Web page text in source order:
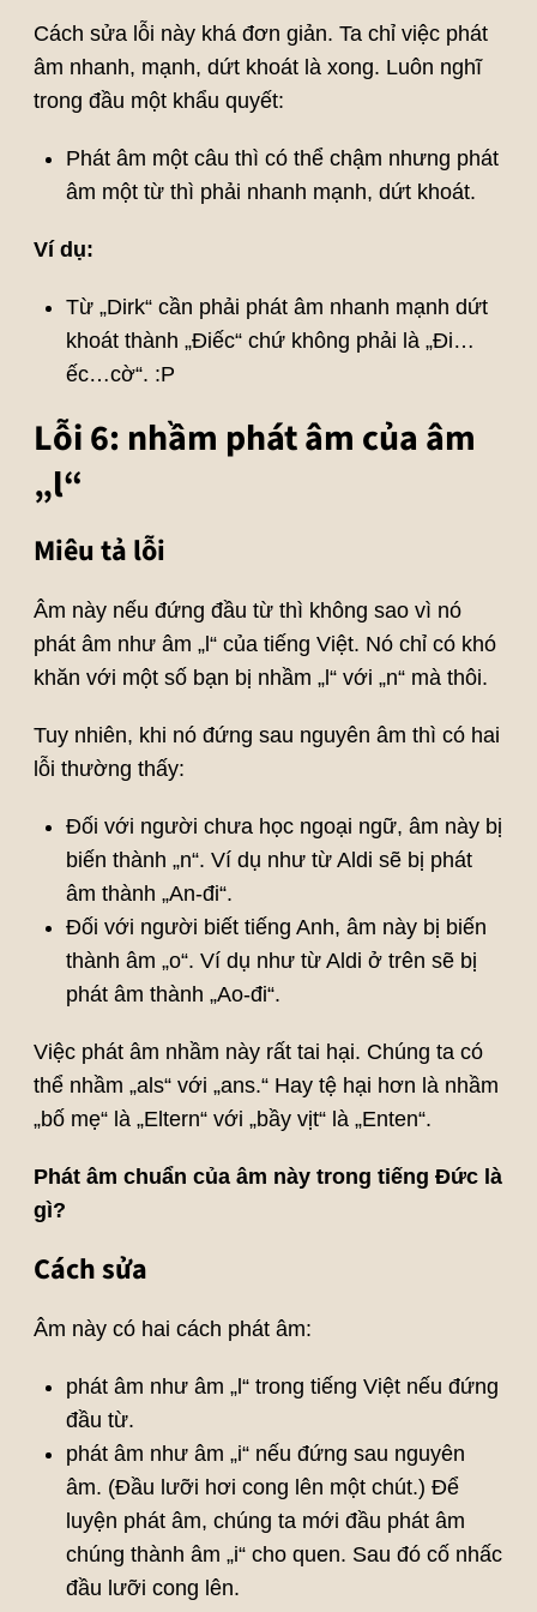
Cách sửa lỗi này khá đơn giản. Ta chỉ việc phát
âm nhanh, mạnh, dứt khoát là xong. Luôn nghĩ
trong đầu một khẩu quyết:
Phát âm một câu thì có thể chậm nhưng phát
âm một từ thì phải nhanh mạnh, dứt khoát.
Ví dụ:
Từ „Dirk“ cần phải phát âm nhanh mạnh dứt
khoát thành „Điếc“ chứ không phải là „Đi…
ếc…cờ“. :P
Lỗi 6: nhầm phát âm của âm
„l“
Miêu tả lỗi
Âm này nếu đứng đầu từ thì không sao vì nó
phát âm như âm „l“ của tiếng Việt. Nó chỉ có khó
khăn với một số bạn bị nhầm „l“ với „n“ mà thôi.
Tuy nhiên, khi nó đứng sau nguyên âm thì có hai
lỗi thường thấy:
Đối với người chưa học ngoại ngữ, âm này bị
biến thành „n“. Ví dụ như từ Aldi sẽ bị phát
âm thành „An-đi“.
Đối với người biết tiếng Anh, âm này bị biến
thành âm „o“. Ví dụ như từ Aldi ở trên sẽ bị
phát âm thành „Ao-đi“.
Việc phát âm nhầm này rất tai hại. Chúng ta có
thể nhầm „als“ với „ans.“ Hay tệ hại hơn là nhầm
„bố mẹ“ là „Eltern“ với „bầy vịt“ là „Enten“.
Phát âm chuẩn của âm này trong tiếng Đức là
gì?
Cách sửa
Âm này có hai cách phát âm:
phát âm như âm „l“ trong tiếng Việt nếu đứng
đầu từ.
phát âm như âm „i“ nếu đứng sau nguyên
âm. (Đầu lưỡi hơi cong lên một chút.) Để
luyện phát âm, chúng ta mới đầu phát âm
chúng thành âm „i“ cho quen. Sau đó cố nhấc
đầu lưỡi cong lên.